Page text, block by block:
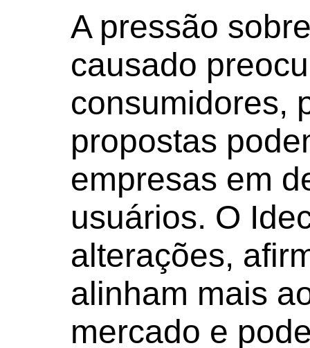
A pressão
causado
consumidores,
propostas
empresas em
usuários. O
alterações,
alinham mais
mercado e